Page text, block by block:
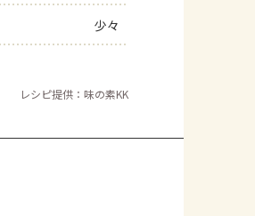
少々
レシピ提供：味の素KK